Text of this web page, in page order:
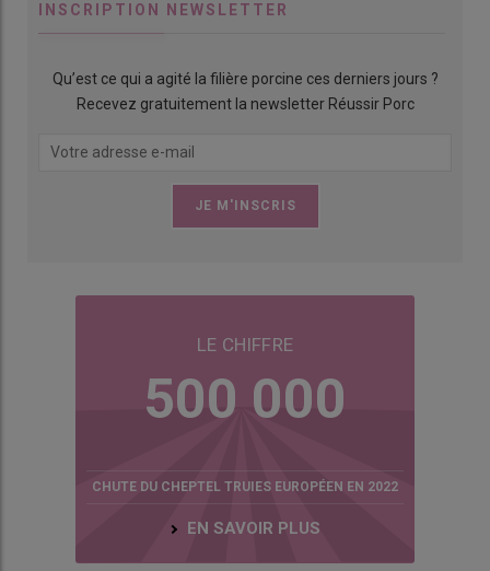
INSCRIPTION NEWSLETTER
Qu’est ce qui a agité la filière porcine ces derniers jours ?
Recevez gratuitement la newsletter Réussir Porc
LE CHIFFRE
500 000
CHUTE DU CHEPTEL TRUIES EUROPÉEN EN 2022
EN SAVOIR PLUS